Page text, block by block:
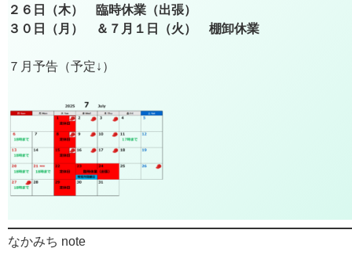
２６日（木） 臨時休業（出張）
３０日（月） ＆７月１日（火） 棚卸休業
７月予告（予定↓）
なかみち note